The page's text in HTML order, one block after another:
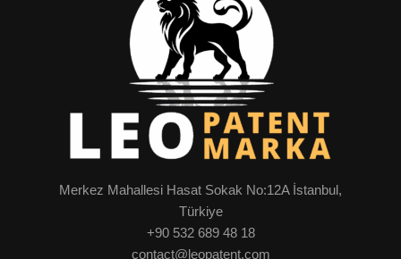
Merkez Mahallesi Hasat Sokak No:12A İstanbul,
Türkiye
+90 532 689 48 18
contact@leopatent.com